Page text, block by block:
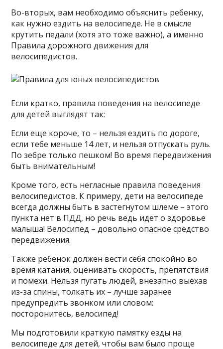
Во-вторых, вам необходимо объяснить ребенку,
как нужно ездить на велосипеде. Не в смысле
крутить педали (хотя это тоже важно), а именно
Правила дорожного движения для
велосипедистов.
Если кратко, правила поведения на велосипеде
для детей выглядят так:
Если еще короче, то – нельзя ездить по дороге,
если тебе меньше 14 лет, и нельзя отпускать руль.
По зебре только пешком! Во время передвижения
быть внимательным!
Кроме того, есть негласные правила поведения
велосипедистов. К примеру, дети на велосипеде
всегда должны быть в застегнутом шлеме – этого
пункта нет в ПДД, но речь ведь идет о здоровье
малыша! Велосипед – довольно опасное средство
передвижения.
Также ребенок должен вести себя спокойно во
время катания, оценивать скорость, препятствия
и помехи. Нельзя пугать людей, внезапно выехав
из-за спины, толкать их – лучше заранее
предупредить звонком или словом:
посторонитесь, велосипед!
Мы подготовили краткую памятку езды на
велосипеде для детей, чтобы вам было проще